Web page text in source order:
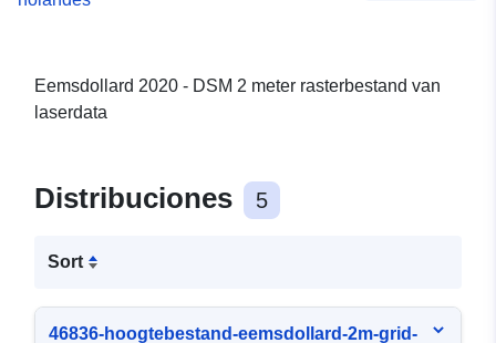
Eemsdollard 2020 - DSM 2 meter rasterbestand van
laserdata
Distribuciones 5
Sort
46836-hoogtebestand-eemsdollard-2m-grid-